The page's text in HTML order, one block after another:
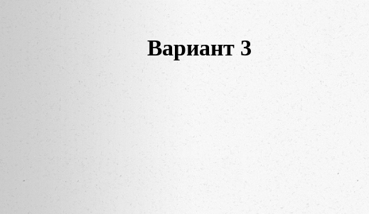
Вариант 3